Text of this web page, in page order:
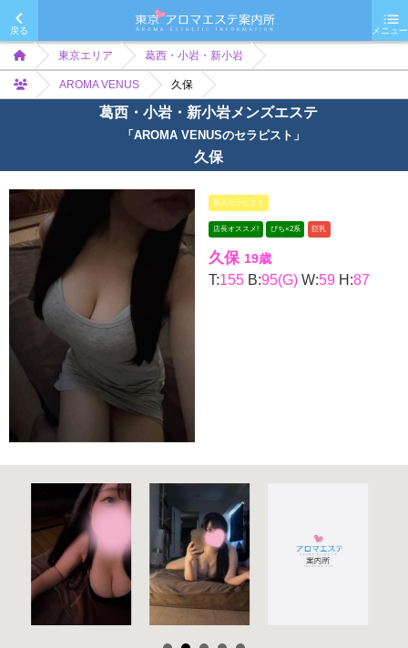
戻る メニュー
東京エリア 葛西・小岩・新小岩
AROMA VENUS 久保
葛西・小岩・新小岩メンズエステ
「AROMA VENUSのセラピスト」
久保
新人セラピスト
店長オススメ! ぴち×2系 巨乳
久保 19歳
T:155 B:95(G) W:59 H:87